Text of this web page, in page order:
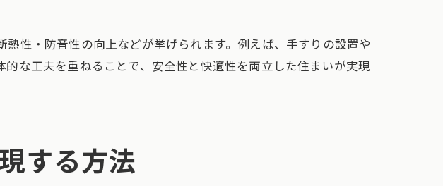
欠な背景を解説
ントを紹介
期的な点検の重要性
ム確認の流れ
性・防音性の向上などが挙げられます。例えば、手すりの設置や
な工夫を重ねることで、安全性と快適性を両立した住まいが実現
する方法